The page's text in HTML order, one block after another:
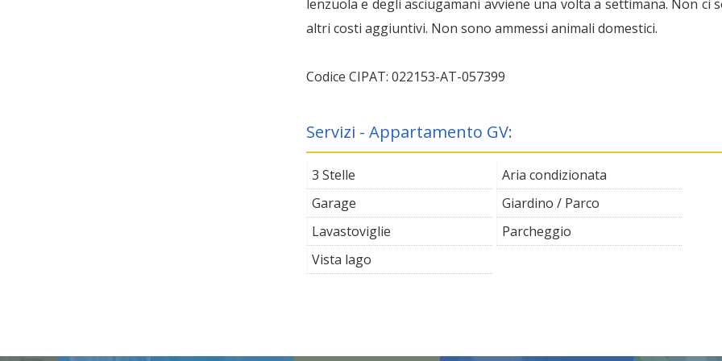
lenzuola e degli asciugamani avviene una volta a settimana. Non ci
altri costi aggiuntivi. Non sono ammessi animali domestici.
Codice CIPAT: 022153-AT-057399
Servizi - Appartamento GV:
3 Stelle
Aria condizionata
Garage
Giardino / Parco
Lavastoviglie
Parcheggio
Vista lago